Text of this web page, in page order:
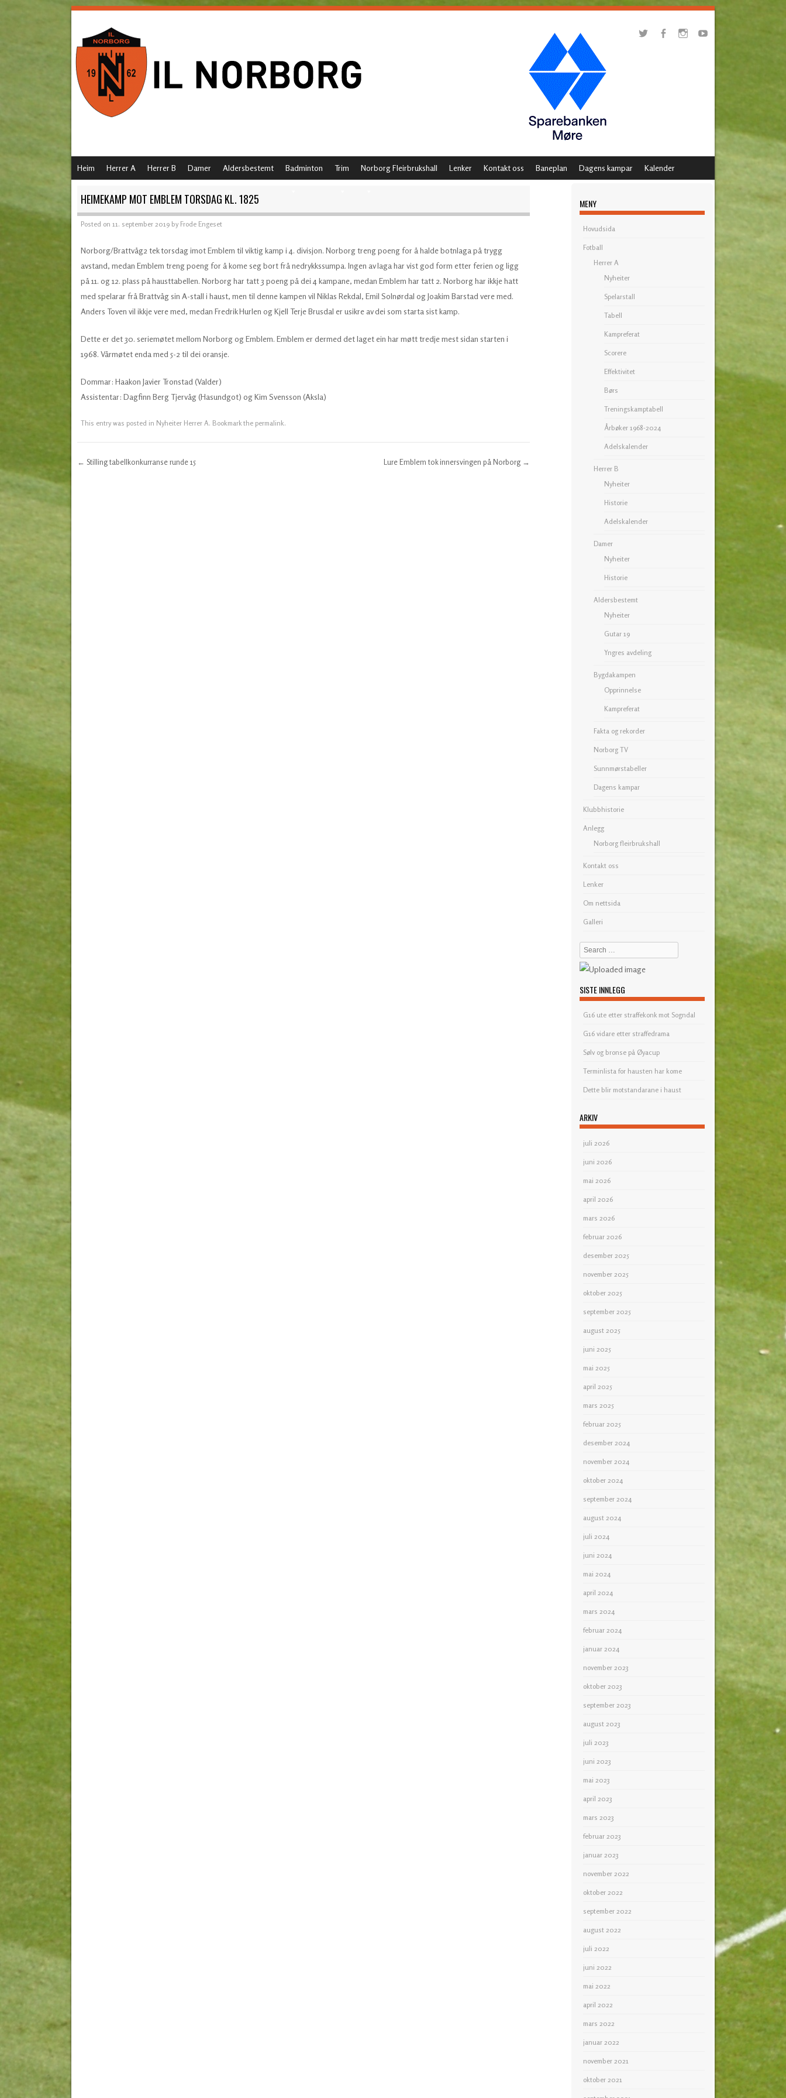
MENU
SKIP TO CONTENT
Heim Herrer A Herrer B Damer Aldersbestemt Badminton Trim Norborg Fleirbrukshall Lenker Kontakt oss Baneplan Dagens kampar Kalender
HEIMEKAMP MOT EMBLEM TORSDAG KL. 1825
Posted on 11. september 2019by Frode Engeset
Norborg/Brattvåg2 tek torsdag imot Emblem til viktig kamp i 4. divisjon. Norborg treng poeng for å halde botnlaga på trygg
avstand, medan Emblem treng poeng for å kome seg bort frå nedrykkssumpa. Ingen av laga har vist god form etter ferien og ligg
på 11. og 12. plass på hausttabellen. Norborg har tatt 3 poeng på dei 4 kampane, medan Emblem har tatt 2. Norborg har ikkje hatt
med spelarar frå Brattvåg sin A-stall i haust, men til denne kampen vil Niklas Rekdal, Emil Solnørdal og Joakim Barstad vere med.
Anders Toven vil ikkje vere med, medan Fredrik Hurlen og Kjell Terje Brusdal er usikre av dei som starta sist kamp.
Dette er det 30. seriemøtet mellom Norborg og Emblem. Emblem er dermed det laget ein har møtt tredje mest sidan starten i
1968. Vårmøtet enda med 5-2 til dei oransje.
Dommar: Haakon Javier Tronstad (Valder)
Assistentar: Dagfinn Berg Tjervåg (Hasundgot) og Kim Svensson (Aksla)
This entry was posted in Nyheiter Herrer A. Bookmark the permalink.
← Stilling tabellkonkurranse runde 15 Lure Emblem tok innersvingen på Norborg →
MENY
Hovudsida
Fotball
Herrer A
Nyheiter
Spelarstall
Tabell
Kampreferat
Scorere
Effektivitet
Børs
Treningskamptabell
Årbøker 1968-2024
Adelskalender
Herrer B
Nyheiter
Historie
Adelskalender
Damer
Nyheiter
Historie
Aldersbestemt
Nyheiter
Gutar 19
Yngres avdeling
Bygdakampen
Opprinnelse
Kampreferat
Fakta og rekorder
Norborg TV
Sunnmørstabeller
Dagens kampar
Klubbhistorie
Anlegg
Norborg fleirbrukshall
Kontakt oss
Lenker
Om nettsida
Galleri
Search
SISTE INNLEGG
G16 ute etter straffekonk mot Sogndal
G16 vidare etter straffedrama
Sølv og bronse på Øyacup
Terminlista for hausten har kome
Dette blir motstandarane i haust
ARKIV
juli 2026
juni 2026
mai 2026
april 2026
mars 2026
februar 2026
desember 2025
november 2025
oktober 2025
september 2025
august 2025
juni 2025
mai 2025
april 2025
mars 2025
februar 2025
desember 2024
november 2024
oktober 2024
september 2024
august 2024
juli 2024
juni 2024
mai 2024
april 2024
mars 2024
februar 2024
januar 2024
november 2023
oktober 2023
september 2023
august 2023
juli 2023
juni 2023
mai 2023
april 2023
mars 2023
februar 2023
januar 2023
november 2022
oktober 2022
september 2022
august 2022
juli 2022
juni 2022
mai 2022
april 2022
mars 2022
januar 2022
november 2021
oktober 2021